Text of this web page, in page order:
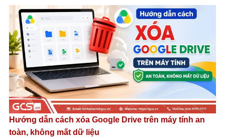
Tích hợp Google Drive với Grok Studio: Hướng dẫn
cách kết nối chi tiết